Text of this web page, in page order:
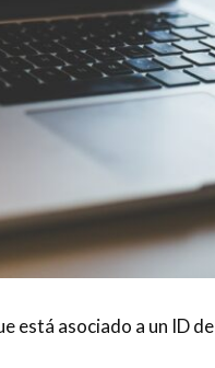
está asociado a un ID de